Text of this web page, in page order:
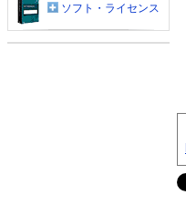
ソフト・ライセンス